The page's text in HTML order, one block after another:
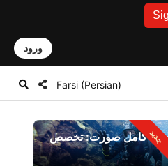
ورود
Farsi (Persian)
کامل صورت: تخصص